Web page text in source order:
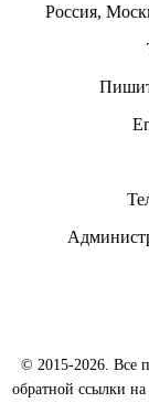
Россия,
© 2015-2026. Все
обратной ссылки